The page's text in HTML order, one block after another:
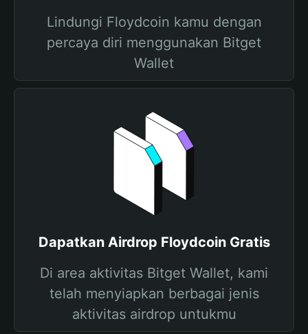
Lindungi Floydcoin kamu dengan
percaya diri menggunakan Bitget
Wallet
Dapatkan Airdrop Floydcoin Gratis
Di area aktivitas Bitget Wallet, kami
telah menyiapkan berbagai jenis
aktivitas airdrop untukmu